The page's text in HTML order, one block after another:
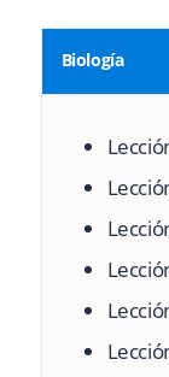
Biología